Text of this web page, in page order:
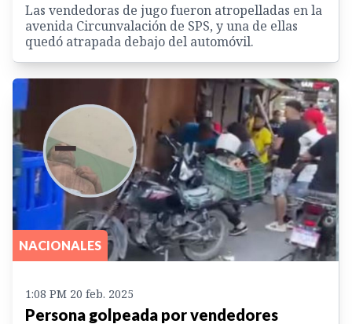
Las vendedoras de jugo fueron atropelladas en la
avenida Circunvalación de SPS, y una de ellas
quedó atrapada debajo del automóvil.
NACIONALES
1:08 PM 20 feb. 2025
Persona golpeada por vendedores